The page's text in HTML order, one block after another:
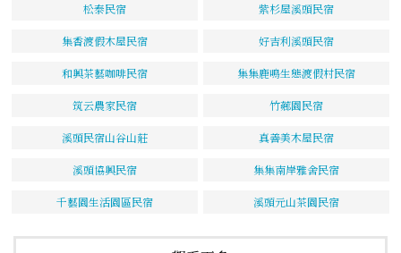
松泰民宿 紫杉屋溪頭民宿
集香渡假木屋民宿 好吉利溪頭民宿
和興茶藝咖啡民宿 集集鹿鳴生態渡假村民宿
筑云農家民宿 竹薌園民宿
溪頭民宿山谷山莊 真善美木屋民宿
溪頭協興民宿 集集南岸雅舍民宿
千藝園生活園區民宿 溪頭元山茶園民宿